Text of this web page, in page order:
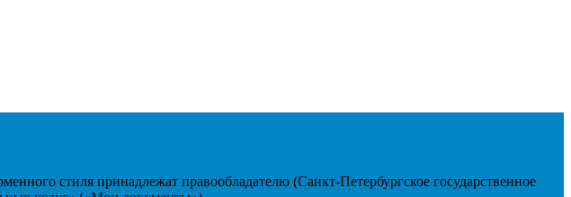
стиля принадлежат правообладателю (Санкт-Петербургское государственное